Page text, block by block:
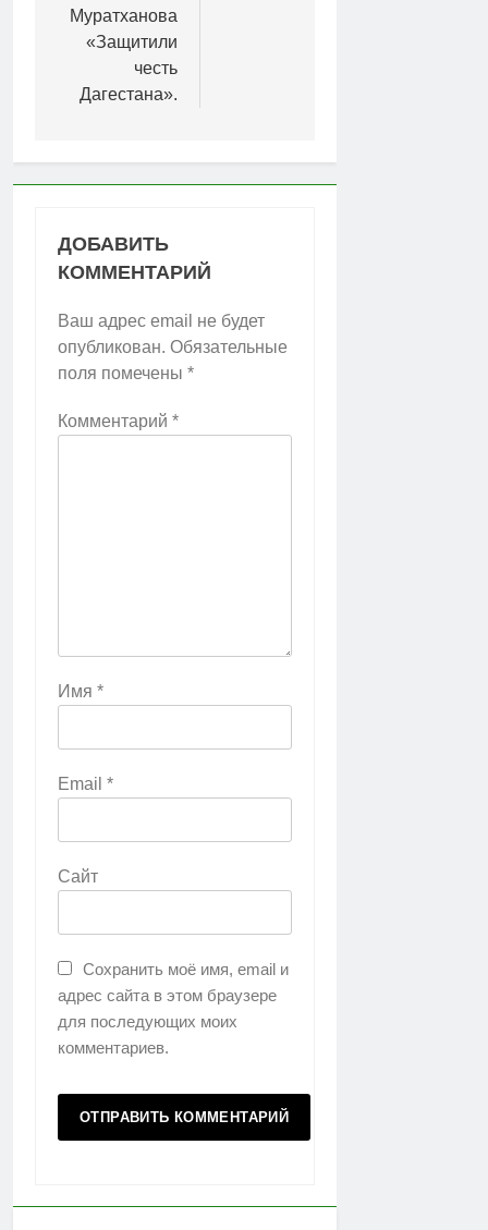
Муратханова
«Защитили
честь
Дагестана».
ДОБАВИТЬ
КОММЕНТАРИЙ
Ваш адрес email не будет
опубликован. Обязательные
поля помечены *
Комментарий *
Имя *
Email *
Сайт
Сохранить моё имя, email и
адрес сайта в этом браузере
для последующих моих
комментариев.